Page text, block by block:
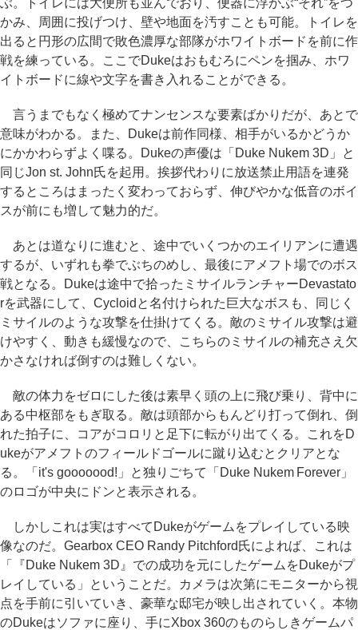
ぶ。トイレには大便所も並んでおり、便器に浮かぶ“それ”をつ
かみ、周囲に投げつけ、壁や地面を汚すことも可能。トイレを
出ると円形の広間で敗色濃厚な部隊がホワイトボードを前に作
戦を練っている。ここでDukeはおもむろにペンを掴み、ホワ
イトボードに線や文字を書き入れることができる。
言うまでもなく極めてナンセンスな要素ばかりだが、あとで
意味がわかる。また、Dukeは前作同様、相手がいるかどうか
にかかわらずよく喋る。Dukeの声優は「Duke Nukem 3D」と
同じJon st. John氏を起用。挨拶代わりに放送禁止用語を連発
するところはまったく変わっておらず、伸びやかな低音のボイ
スが前にも増して魅力的だ。
あとは道なりに進むと、途中でいくつかのエイリアンに遭遇
するが、いずれも拳でぶちのめし、最後にアメフト場でのボス
戦となる。Dukeは途中で拾ったミサイルランチャーDevastato
rを武器にして、Cycloidと名付けられた巨大なボスも、同じく
ミサイルのような攻撃を仕掛けてくる。敵のミサイル攻撃は避
けやすく、動きも緩慢なので、こちらのミサイルの補充さえ欠
かさなければ倒すのは難しくない。
敵の体力をゼロにした後は素早く頭の上に飛び乗り、背中に
ある中枢部をもぎ取る。敵は頭部からもんどり打って倒れ、倒
れた拍子に、コアがコロリと足下に転がり出てくる。これをD
ukeがアメフトのフィールドゴールに蹴り込むとクリアとな
る。「it's gooooood!」と独りごちて「Duke Nukem Forever」
のロゴが中央にドンと表示される。
しかしこれは実はすべてDukeがゲームをプレイしている映
像なのだ。Gearbox CEO Randy Pitchford氏によれば、これは
「『Duke Nukem 3D』での成功を元にしたゲームをDukeがプ
レイしている」ということだ。カメラは次第にモニターから視
点を手前に引いていき、豪華な邸宅が映し出されていく。本物
のDukeはソファに座り、手にXbox 360のものらしきゲームパ